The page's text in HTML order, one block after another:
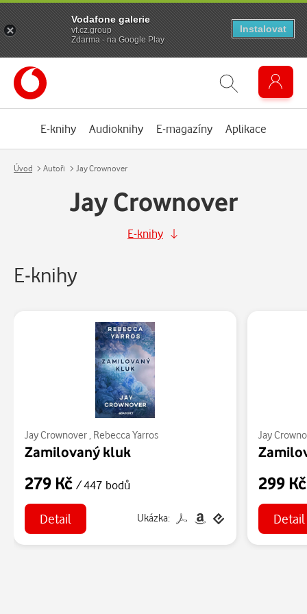
E-knihy Audioknihy E-magazíny Aplikace
Úvod Autoři Jay Crownover
Jay Crownover
E-knihy
E-knihy
Jay Crownover, Rebecca Yarros
Zamilovaný kluk
279 Kč / 447 bodů
Detail Ukázka:
Jay
299
Detail
Vodafone galerie
vf.cz.group
Zdarma - na Google Play
Instalovat